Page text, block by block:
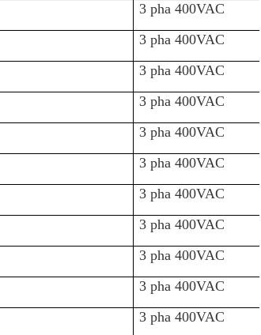
3 pha 400VAC
3 pha 400VAC
3 pha 400VAC
3 pha 400VAC
3 pha 400VAC
3 pha 400VAC
3 pha 400VAC
3 pha 400VAC
3 pha 400VAC
3 pha 400VAC
3 pha 400VAC